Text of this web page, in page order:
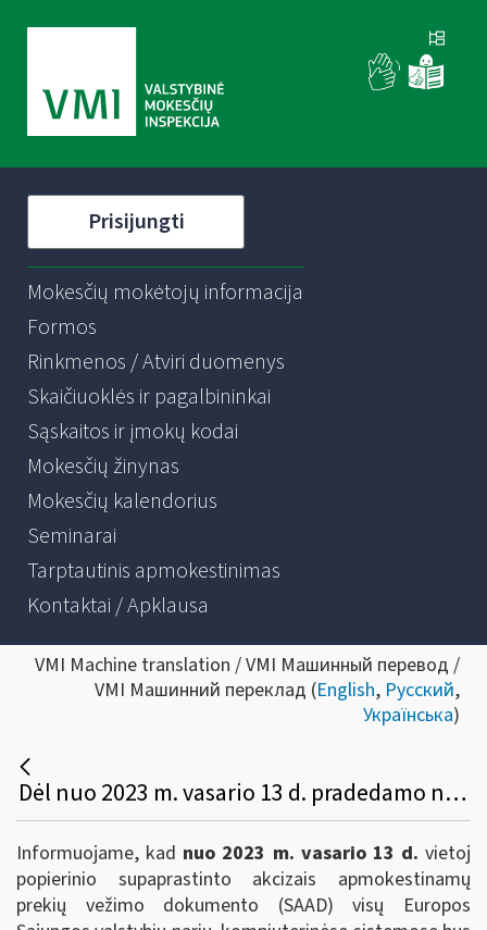
Prisijungti
Mokesčių mokėtojų informacija
Formos
Rinkmenos / Atviri duomenys
Skaičiuoklės ir pagalbininkai
Sąskaitos ir įmokų kodai
Mokesčių žinynas
Mokesčių kalendorius
Seminarai
Tarptautinis apmokestinimas
Kontaktai / Apklausa
VMI Machine translation / VMI Машинный перевод /
VMI Машинний переклад (English, Русский,
Українська)
Dėl nuo 2023 m. vasario 13 d. pradedamo naudoti elektroninio supaprastinto akcizais apmokestinamų prekių vežimo dokumento (e-SAD)
Informuojame, kad nuo 2023 m. vasario 13 d. vietoj
popierinio supaprastinto akcizais apmokestinamų
prekių vežimo dokumento (SAAD) visų Europos